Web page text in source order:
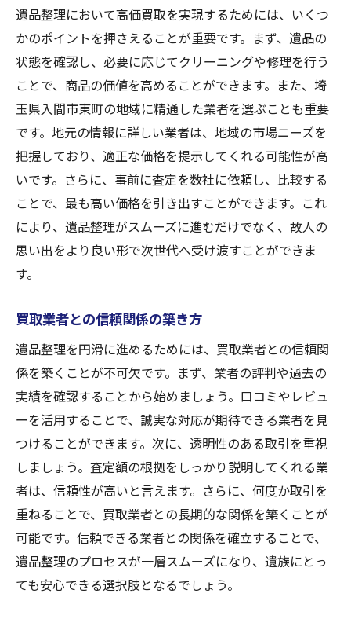
遺品整理において高価買取を実現するためには、いくつ
かのポイントを押さえることが重要です。まず、遺品の
状態を確認し、必要に応じてクリーニングや修理を行う
ことで、商品の価値を高めることができます。また、埼
玉県入間市東町の地域に精通した業者を選ぶことも重要
です。地元の情報に詳しい業者は、地域の市場ニーズを
把握しており、適正な価格を提示してくれる可能性が高
いです。さらに、事前に査定を数社に依頼し、比較する
ことで、最も高い価格を引き出すことができます。これ
により、遺品整理がスムーズに進むだけでなく、故人の
思い出をより良い形で次世代へ受け渡すことができま
す。
買取業者との信頼関係の築き方
遺品整理を円滑に進めるためには、買取業者との信頼関
係を築くことが不可欠です。まず、業者の評判や過去の
実績を確認することから始めましょう。口コミやレビュ
ーを活用することで、誠実な対応が期待できる業者を見
つけることができます。次に、透明性のある取引を重視
しましょう。査定額の根拠をしっかり説明してくれる業
者は、信頼性が高いと言えます。さらに、何度か取引を
重ねることで、買取業者との長期的な関係を築くことが
可能です。信頼できる業者との関係を確立することで、
遺品整理のプロセスが一層スムーズになり、遺族にとっ
ても安心できる選択肢となるでしょう。